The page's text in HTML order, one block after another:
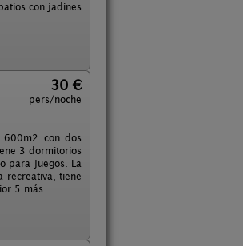
con jadines
30 €
pers/noche
600m2 con dos
3 dormitorios
para juegos. La
recreativa, tiene
5 más.